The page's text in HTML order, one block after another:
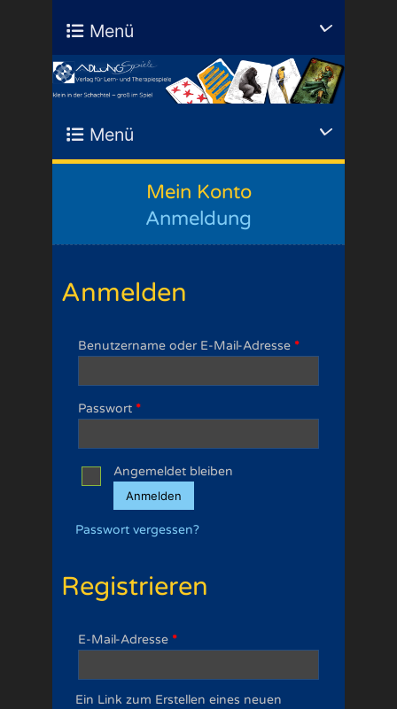
Menü
Menü
Mein Konto
Anmeldung
Anmelden
Benutzername oder E-Mail-Adresse *
Passwort *
Angemeldet bleiben
Anmelden
Passwort vergessen?
Registrieren
E-Mail-Adresse *
Ein Link zum Erstellen eines neuen